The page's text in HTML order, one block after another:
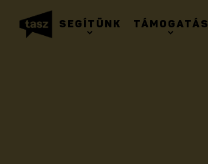
SEGÍTÜNK TÁMOGATÁS